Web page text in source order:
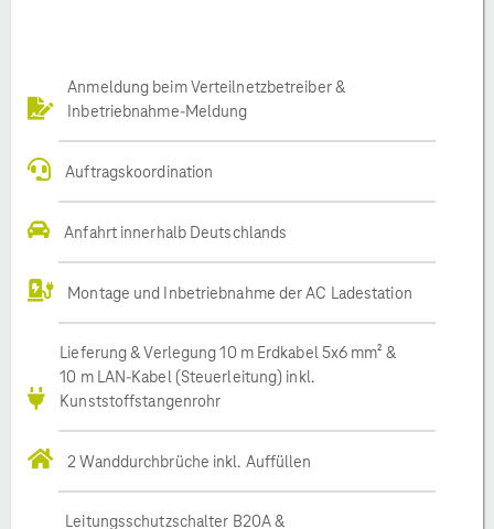
Anmeldung beim Verteilnetzbetreiber &
Inbetriebnahme-Meldung
Auftragskoordination
Anfahrt innerhalb Deutschlands
Montage und Inbetriebnahme der AC Ladestation
Lieferung & Verlegung 10 m Erdkabel 5x6 mm² &
10 m LAN-Kabel (Steuerleitung) inkl.
Kunststoffstangenrohr
2 Wanddurchbrüche inkl. Auffüllen
Leitungsschutzschalter B20A &